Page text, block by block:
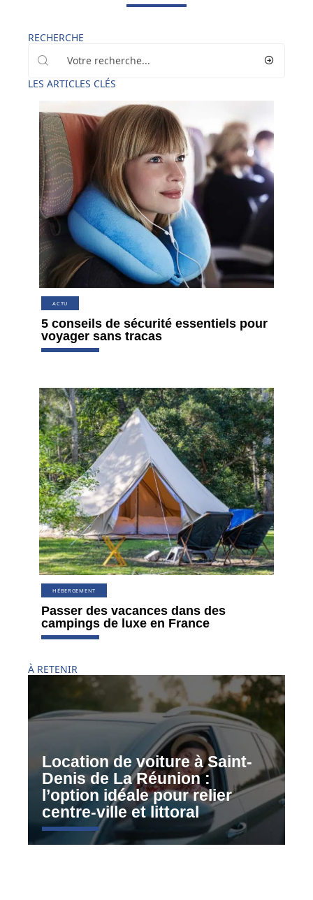
RECHERCHE
LES ARTICLES CLÉS
ACTU
5 conseils de sécurité essentiels pour
voyager sans tracas
HÉBERGEMENT
Passer des vacances dans des
campings de luxe en France
À RETENIR
Location de voiture à Saint-
Denis de La Réunion :
l’option idéale pour relier
centre-ville et littoral